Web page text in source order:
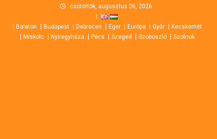
content
csütörtök, augusztus 06, 2026
Balaton Budapest Debrecen Eger Európa Győr
Kecskemét
Miskolc
Nyíregyháza Pécs Szeged Szoboszló Szolnok